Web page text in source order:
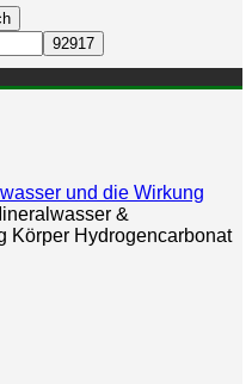
und die Wirkung
&
Körper Hydrogencarbonat